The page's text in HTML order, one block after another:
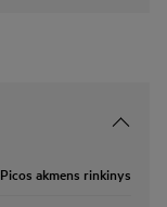
Picos akmens rinkinys